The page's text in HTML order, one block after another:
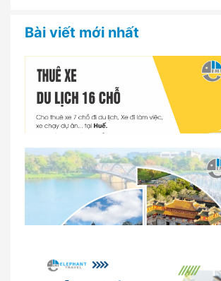
Bài viết mới nhất
Dịch vụ thuê xe 16 chỗ tại Huế 2026